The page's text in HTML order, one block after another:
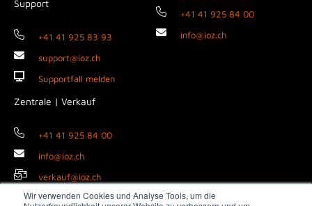
Wir verwenden Cookies und Analyse Tools, um die
Support
+41 41 925 83 93
support@ioz.ch
Supportfall melden
Zentrale | Verkauf
+41 41 925 84 00
info@ioz.ch
verkauf@ioz.ch
+41 41 925 84 00
info@ioz.ch